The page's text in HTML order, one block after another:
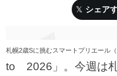
シェア
札幌2歳Sに挑むスマートプリエール（
to 2026」。今週は